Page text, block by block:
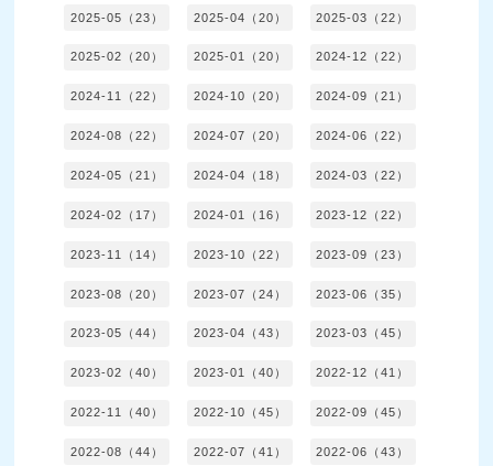
2025-05（23） 2025-04（20） 2025-03（22）
2025-02（20） 2025-01（20） 2024-12（22）
2024-11（22） 2024-10（20） 2024-09（21）
2024-08（22） 2024-07（20） 2024-06（22）
2024-05（21） 2024-04（18） 2024-03（22）
2024-02（17） 2024-01（16） 2023-12（22）
2023-11（14） 2023-10（22） 2023-09（23）
2023-08（20） 2023-07（24） 2023-06（35）
2023-05（44） 2023-04（43） 2023-03（45）
2023-02（40） 2023-01（40） 2022-12（41）
2022-11（40） 2022-10（45） 2022-09（45）
2022-08（44） 2022-07（41） 2022-06（43）